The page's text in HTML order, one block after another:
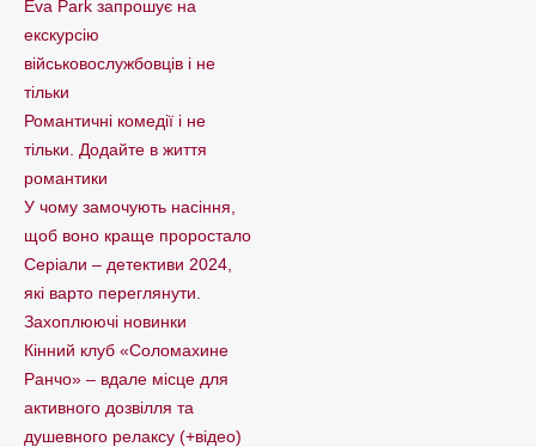
Eva Park запрошує на
екскурсію
військовослужбовців і не
тільки
Романтичні комедії і не
тільки. Додайте в життя
романтики
У чому замочують насіння,
щоб воно краще проростало
Серіали – детективи 2024,
які варто пеpеглянути.
Захоплюючі новинки
Кінний клуб «Соломахине
Ранчо» – вдале місце для
активного дозвілля та
душевного релаксу (+відео)